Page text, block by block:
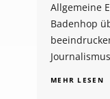
Allgemeine
Badenhop
MEHR LESEN